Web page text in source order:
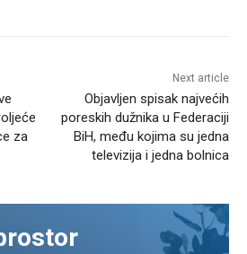
za
Next article
Objavljen spisak najvećih
poreskih dužnika u Federaciji
BiH, među kojima su jedna
televizija i jedna bolnica